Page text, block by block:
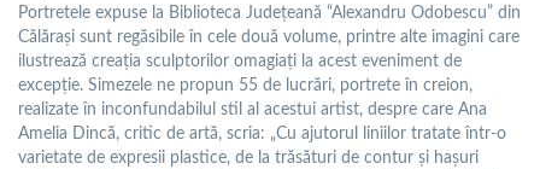
Portretele expuse la Biblioteca Județeană “Alexandru Odobescu” din
Călărași sunt regăsibile în cele două volume, printre alte imagini care
ilustrează creația sculptorilor omagiați la acest eveniment de
excepție. Simezele ne propun 55 de lucrări, portrete în creion,
realizate în inconfundabilul stil al acestui artist, despre care Ana
Amelia Dincă, critic de artă, scria: „Cu ajutorul liniilor tratate într-o
varietate de expresii plastice, de la trăsături de contur și hașuri